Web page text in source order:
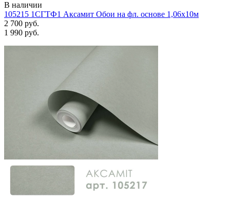
В наличии
105215 1СГТФ1 Аксамит Обои на фл. основе 1,06х10м
2 700 руб.
1 990 руб.